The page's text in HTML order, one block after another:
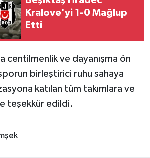
Kralove'yi 1-0 Mağlup
Etti
centilmenlik ve dayanışma ön
birleştirici ruhu sahaya
katılan tüm takımlara ve
teşekkür edildi.